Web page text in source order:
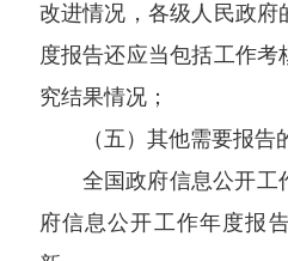
改进情况，各级人民政府
度报告还应当包括工作考
究结果情况；
（五）其他需要报告
全国政府信息公开工
府信息公开工作年度报